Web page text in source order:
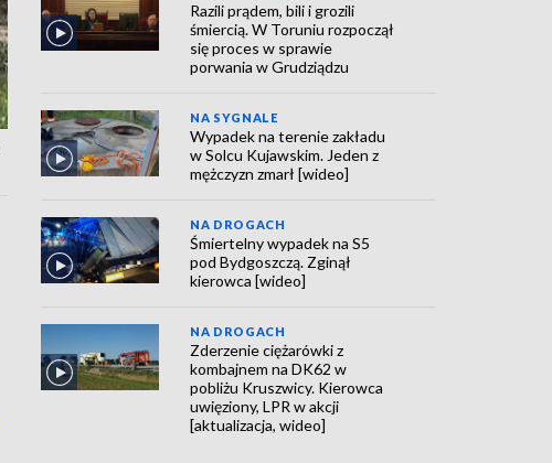
Razili prądem, bili i grozili
śmiercią. W Toruniu rozpoczął
się proces w sprawie
porwania w Grudziądzu
NA SYGNALE
Wypadek na terenie zakładu
w Solcu Kujawskim. Jeden z
mężczyzn zmarł [wideo]
NA DROGACH
Śmiertelny wypadek na S5
pod Bydgoszczą. Zginął
kierowca [wideo]
NA DROGACH
Zderzenie ciężarówki z
kombajnem na DK62 w
pobliżu Kruszwicy. Kierowca
uwięziony, LPR w akcji
[aktualizacja, wideo]